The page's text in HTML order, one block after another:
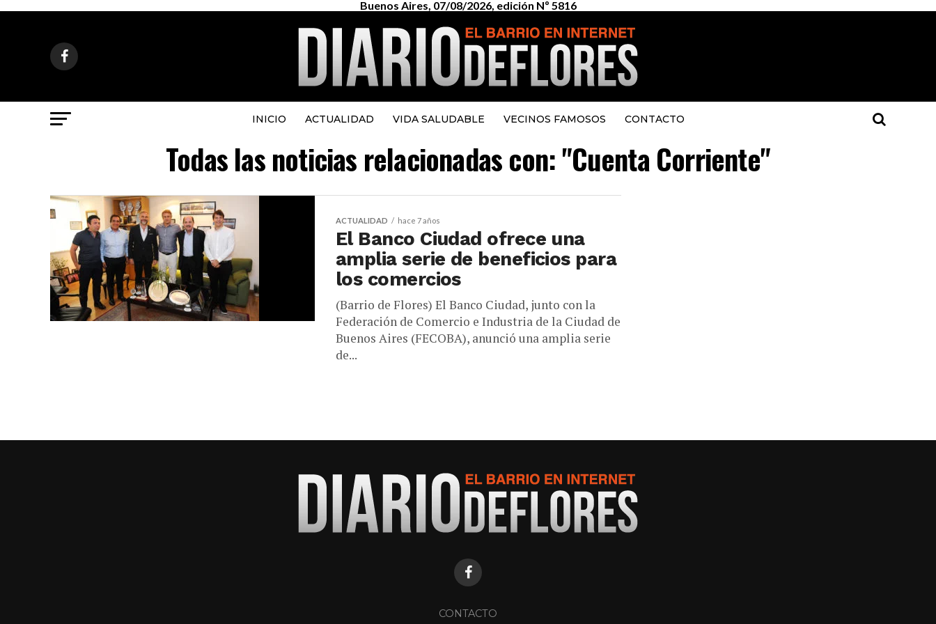
Buenos Aires, 07/08/2026, edición Nº 5816
INICIO ACTUALIDAD VIDA SALUDABLE VECINOS FAMOSOS CONTACTO
Todas las noticias relacionadas con: "Cuenta Corriente"
ACTUALIDAD hace 7 años
El Banco Ciudad ofrece una
amplia serie de beneficios para
los comercios
(Barrio de Flores) El Banco Ciudad, junto con la
Federación de Comercio e Industria de la Ciudad de
Buenos Aires (FECOBA), anunció una amplia serie
de...
CONTACTO